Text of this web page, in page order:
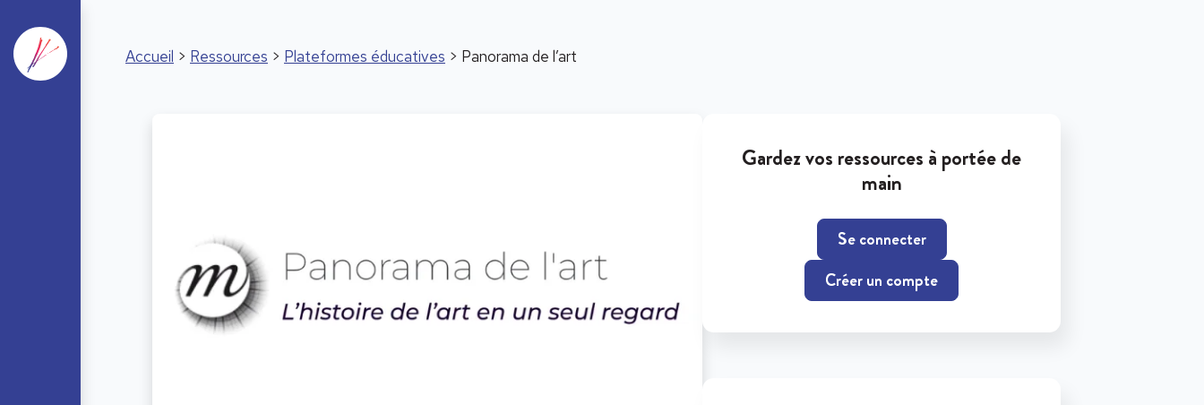
Accueil > Ressources > Plateformes éducatives > Panorama de l’art
Gardez vos ressources à portée de
main
Se connecter
Créer un compte